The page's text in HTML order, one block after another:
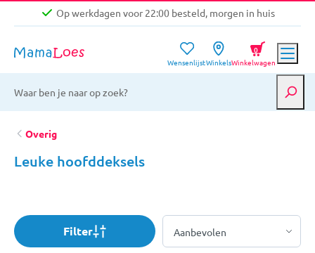
Op werkdagen voor 22:00 besteld, morgen in huis
Gratis verzending vanaf €39,-
Op werkdagen voor 22:00 besteld, morgen in huis
WensenlijstWinkelsWinkelwagen
0
Overig
Leuke hoofddeksels
Filter